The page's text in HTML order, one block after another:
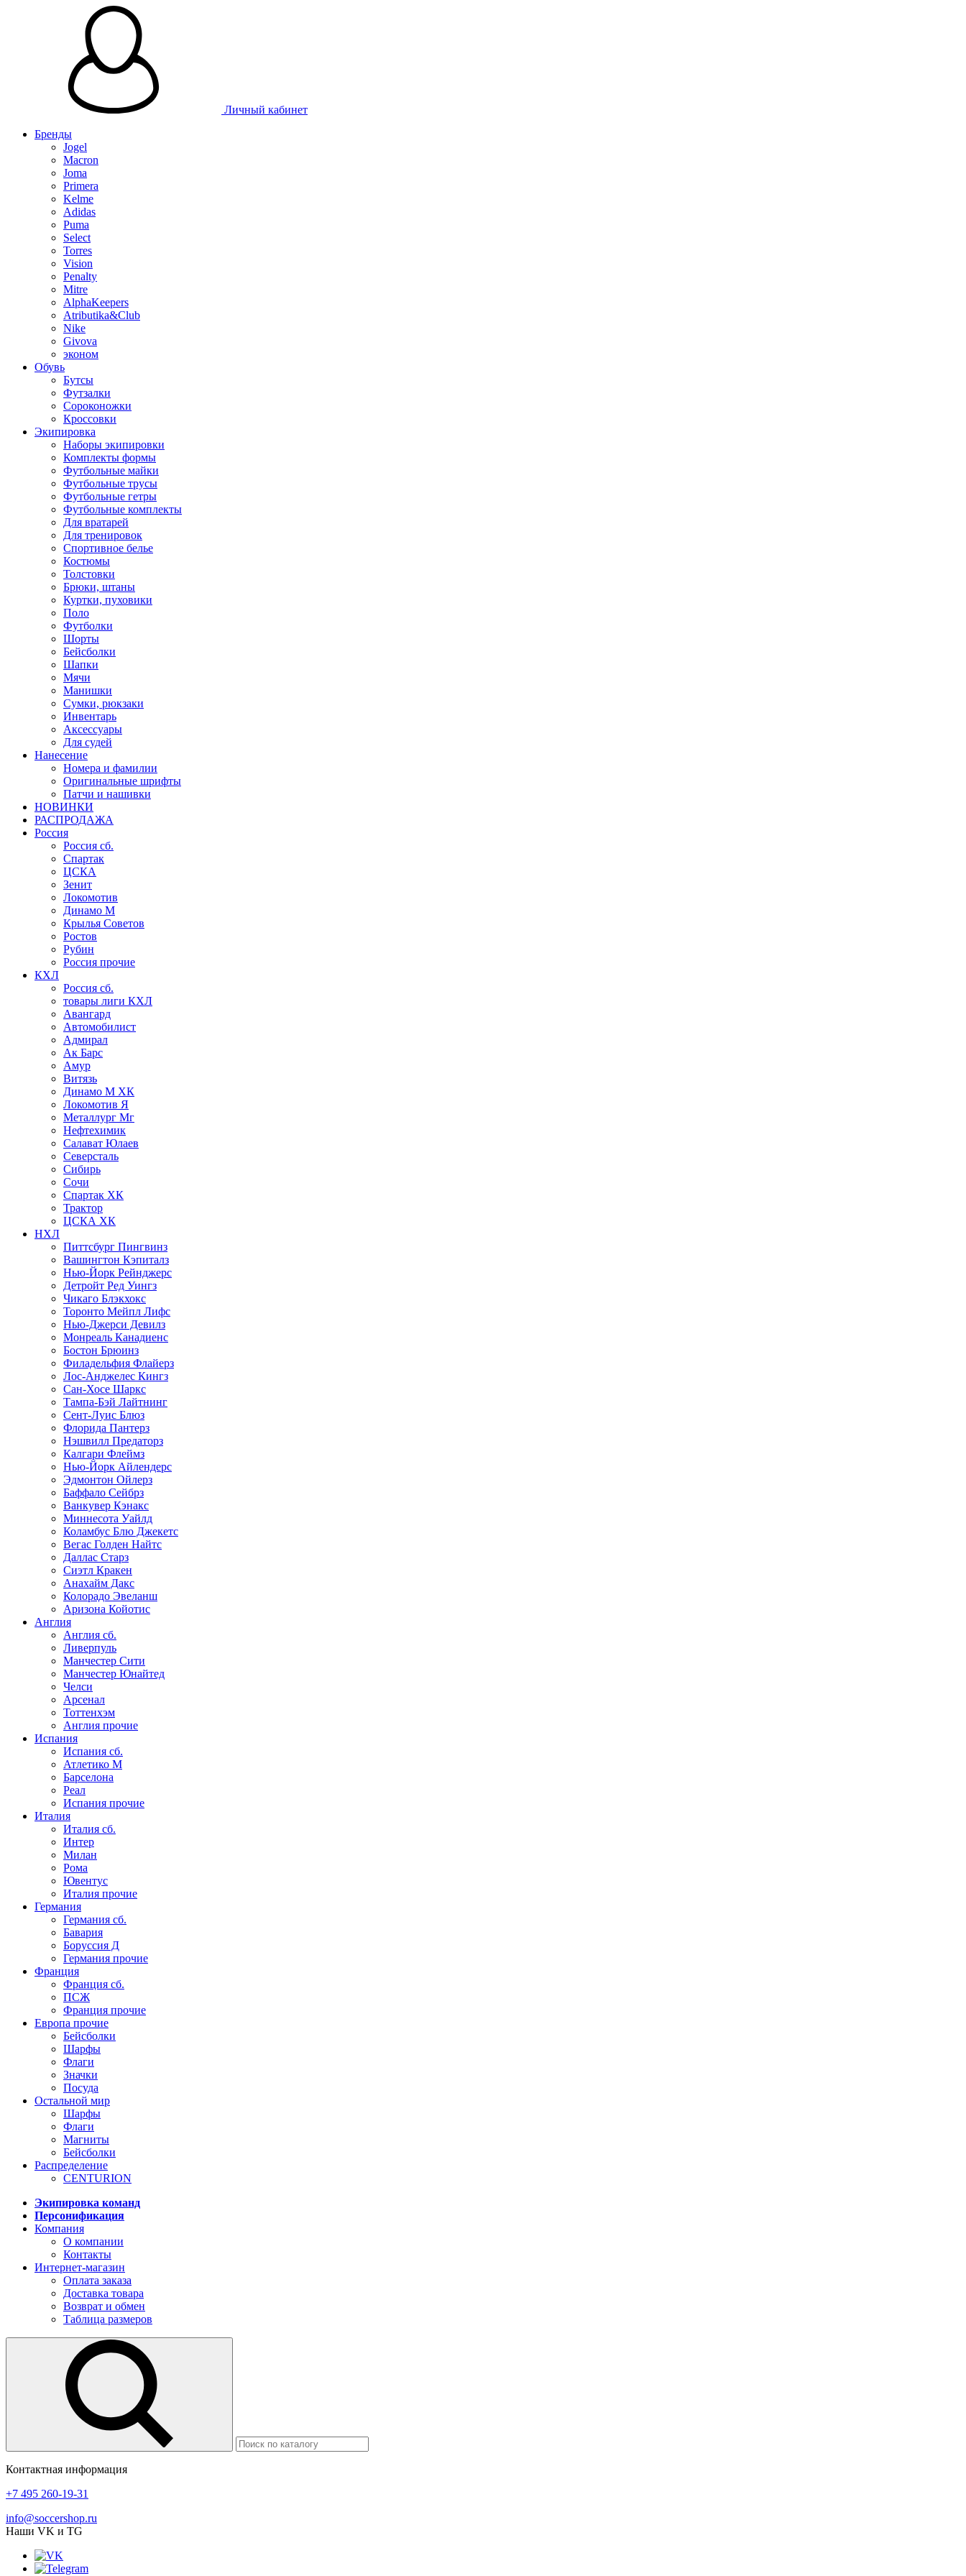
Личный кабинет
Бренды
Jogel
Macron
Joma
Primera
Kelme
Adidas
Puma
Select
Torres
Vision
Penalty
Mitre
AlphaKeepers
Atributika&Club
Nike
Givova
эконом
Обувь
Бутсы
Футзалки
Сороконожки
Кроссовки
Экипировка
Наборы экипировки
Комплекты формы
Футбольные майки
Футбольные трусы
Футбольные гетры
Футбольные комплекты
Для вратарей
Для тренировок
Спортивное белье
Костюмы
Толстовки
Брюки, штаны
Куртки, пуховики
Поло
Футболки
Шорты
Бейсболки
Шапки
Мячи
Манишки
Сумки, рюкзаки
Инвентарь
Аксессуары
Для судей
Нанесение
Номера и фамилии
Оригинальные шрифты
Патчи и нашивки
НОВИНКИ
РАСПРОДАЖА
Россия
Россия сб.
Спартак
ЦСКА
Зенит
Локомотив
Динамо М
Крылья Советов
Ростов
Рубин
Россия прочие
КХЛ
Россия сб.
товары лиги КХЛ
Авангард
Автомобилист
Адмирал
Ак Барс
Амур
Витязь
Динамо М ХК
Локомотив Я
Металлург Мг
Нефтехимик
Салават Юлаев
Северсталь
Сибирь
Сочи
Спартак ХК
Трактор
ЦСКА ХК
НХЛ
Питтсбург Пингвинз
Вашингтон Кэпиталз
Нью-Йорк Рейнджерс
Детройт Ред Уингз
Чикаго Блэкхокс
Торонто Мейпл Лифс
Нью-Джерси Девилз
Монреаль Канадиенс
Бостон Брюинз
Филадельфия Флайерз
Лос-Анджелес Кингз
Сан-Хосе Шаркс
Тампа-Бэй Лайтнинг
Сент-Луис Блюз
Флорида Пантерз
Нэшвилл Предаторз
Калгари Флеймз
Нью-Йорк Айлендерс
Эдмонтон Ойлерз
Баффало Сейбрз
Ванкувер Кэнакс
Миннесота Уайлд
Коламбус Блю Джекетс
Вегас Голден Найтс
Даллас Старз
Сиэтл Кракен
Анахайм Дакс
Колорадо Эвеланш
Аризона Койотис
Англия
Англия сб.
Ливерпуль
Манчестер Сити
Манчестер Юнайтед
Челси
Арсенал
Тоттенхэм
Англия прочие
Испания
Испания сб.
Атлетико М
Барселона
Реал
Испания прочие
Италия
Италия сб.
Интер
Милан
Рома
Ювентус
Италия прочие
Германия
Германия сб.
Бавария
Боруссия Д
Германия прочие
Франция
Франция сб.
ПСЖ
Франция прочие
Европа прочие
Бейсболки
Шарфы
Флаги
Значки
Посуда
Остальной мир
Шарфы
Флаги
Магниты
Бейсболки
Распределение
CENTURION
Экипировка команд
Персонификация
Компания
О компании
Контакты
Интернет-магазин
Оплата заказа
Доставка товара
Возврат и обмен
Таблица размеров
Контактная информация
+7 495 260-19-31
info@soccershop.ru
Наши VK и TG